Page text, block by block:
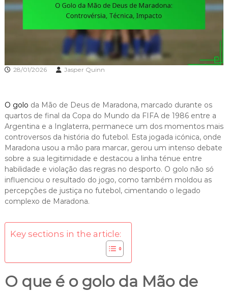
28/01/2026 Jasper Quinn
O golo da Mão de Deus de Maradona, marcado durante os
quartos de final da Copa do Mundo da FIFA de 1986 entre a
Argentina e a Inglaterra, permanece um dos momentos mais
controversos da história do futebol. Esta jogada icónica, onde
Maradona usou a mão para marcar, gerou um intenso debate
sobre a sua legitimidade e destacou a linha ténue entre
habilidade e violação das regras no desporto. O golo não só
influenciou o resultado do jogo, como também moldou as
percepções de justiça no futebol, cimentando o legado
complexo de Maradona.
Key sections in the article:
O que é o golo da Mão de